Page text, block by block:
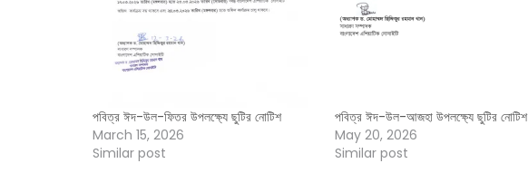
পবিত্র ঈদ-উল-ফিতর উপলক্ষ্যে ছুটির নোটিশ
March 15, 2026
Similar post
পবিত্র ঈদ-উল-আজহা উপলক্ষ্যে ছুটির নোটিশ
May 20, 2026
Similar post